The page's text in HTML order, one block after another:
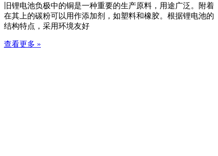
旧锂电池负极中的铜是一种重要的生产原料，用途广泛。附着
在其上的碳粉可以用作添加剂，如塑料和橡胶。根据锂电池的
结构特点，采用环境友好
查看更多 »